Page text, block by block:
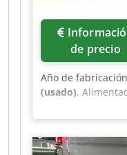
de precio
Año de
(usado),
Martini 1528, año
Dedowvmqbepfx